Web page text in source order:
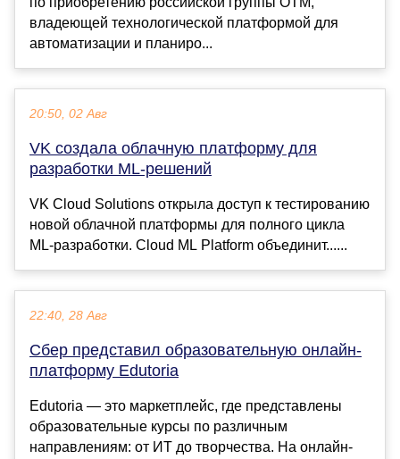
владеющей технологической платформой для
автоматизации и планиро...
20:50, 02 Авг
VK создала облачную платформу для
разработки ML-решений
VK Cloud Solutions открыла доступ к тестированию
новой облачной платформы для полного цикла
ML-разработки. Cloud ML Platform объединит......
22:40, 28 Авг
Сбер представил образовательную онлайн-
платформу Edutoria
Edutoria — это маркетплейс, где представлены
образовательные курсы по различным
направлениям: от ИТ до творчества. На онлайн-